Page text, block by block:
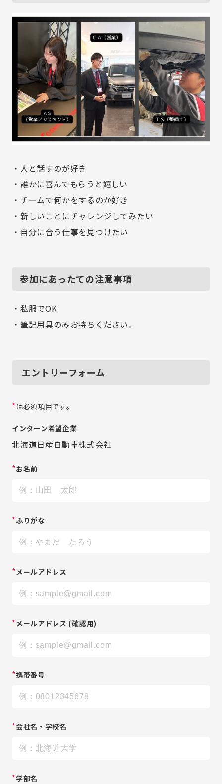
・人と話すのが好き
・誰かに喜んでもらうと嬉しい
・チームで何かをするのが好き
・新しいことにチャレンジしてみたい
・自分に合う仕事を見つけたい
参加にあったての注意事項
・私服でOK
・筆記用具のみお持ちください。
エントリーフォーム
*は必須項目です。
インターン希望企業
北海道日産自動車株式会社
*お名前
*ふりがな
*メールアドレス
*メールアドレス (確認用)
*携帯番号
*会社名・学校名
*学部名